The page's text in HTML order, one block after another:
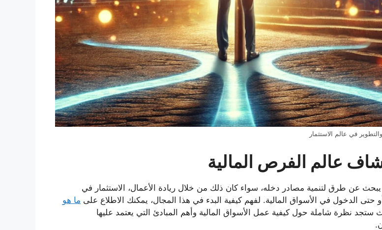
في عالم الاستثمار
عالم الفرص المالية
عن طرق لتنمية مصادر دخله، سواء كان ذلك من خلال ريادة الأعمال، الاستثمار في
حتى الدخول في الأسواق المالية. لفهم كيفية البدء في هذا المجال، يمكنك الاطلاع على ما هو
ستجد نظرة شاملة حول كيفية عمل الأسواق المالية وأهم المبادئ التي يعتمد عليها